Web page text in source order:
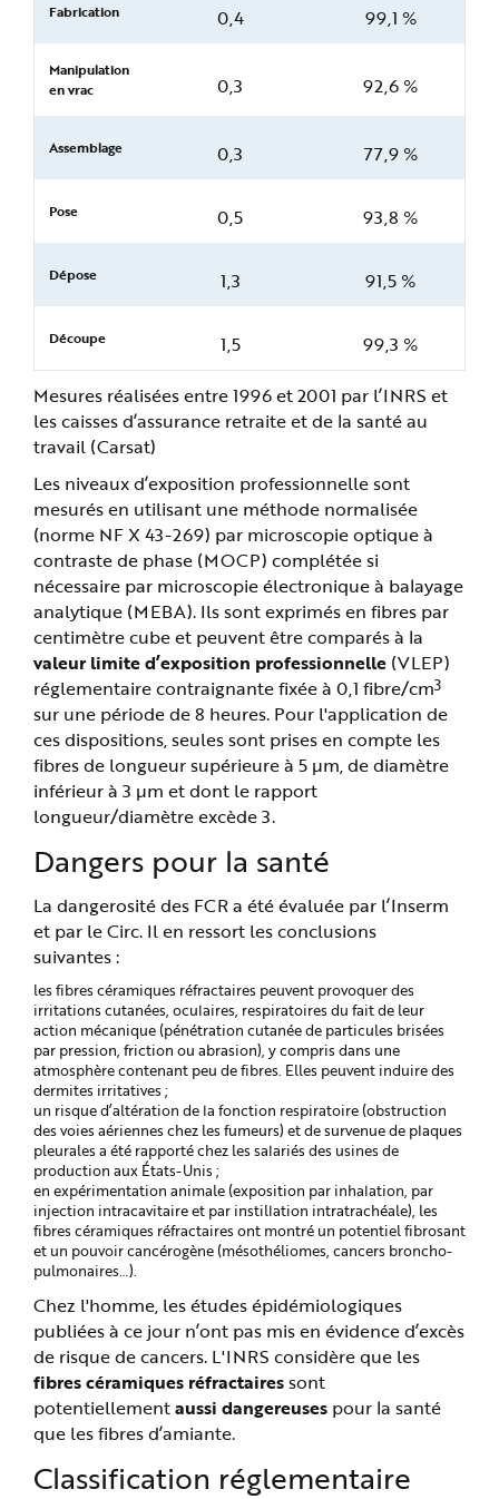
Fabrication 0,4 99,1 %
Manipulation
en vrac
0,3 92,6 %
Assemblage 0,3 77,9 %
Pose 0,5 93,8 %
Dépose 1,3 91,5 %
Découpe 1,5
99,3 %
Mesures réalisées entre 1996 et 2001 par l’INRS et
les caisses d’assurance retraite et de la santé au
travail (Carsat)
Les niveaux d’exposition professionnelle sont
mesurés en utilisant une méthode normalisée
(norme NF X 43-269) par microscopie optique à
contraste de phase (MOCP) complétée si
nécessaire par microscopie électronique à balayage
analytique (MEBA). Ils sont exprimés en fibres par
centimètre cube et peuvent être comparés à la
valeur limite d’exposition professionnelle (VLEP)
réglementaire contraignante fixée à 0,1 fibre/cm3
sur une période de 8 heures. Pour l'application de
ces dispositions, seules sont prises en compte les
fibres de longueur supérieure à 5 µm, de diamètre
inférieur à 3 µm et dont le rapport
longueur/diamètre excède 3.
Dangers pour la santé
La dangerosité des FCR a été évaluée par l’Inserm
et par le Circ. Il en ressort les conclusions
suivantes :
les fibres céramiques réfractaires peuvent provoquer des
irritations cutanées, oculaires, respiratoires du fait de leur
action mécanique (pénétration cutanée de particules brisées
par pression, friction ou abrasion), y compris dans une
atmosphère contenant peu de fibres. Elles peuvent induire des
dermites irritatives ;
un risque d’altération de la fonction respiratoire (obstruction
des voies aériennes chez les fumeurs) et de survenue de plaques
pleurales a été rapporté chez les salariés des usines de
production aux États-Unis ;
en expérimentation animale (exposition par inhalation, par
injection intracavitaire et par instillation intratrachéale), les
fibres céramiques réfractaires ont montré un potentiel fibrosant
et un pouvoir cancérogène (mésothéliomes, cancers broncho-
pulmonaires…).
Chez l'homme, les études épidémiologiques
publiées à ce jour n’ont pas mis en évidence d’excès
de risque de cancers. L'INRS considère que les
fibres céramiques réfractairessont
potentiellementaussi dangereuses pour la santé
que les fibres d’amiante.
Classification réglementaire